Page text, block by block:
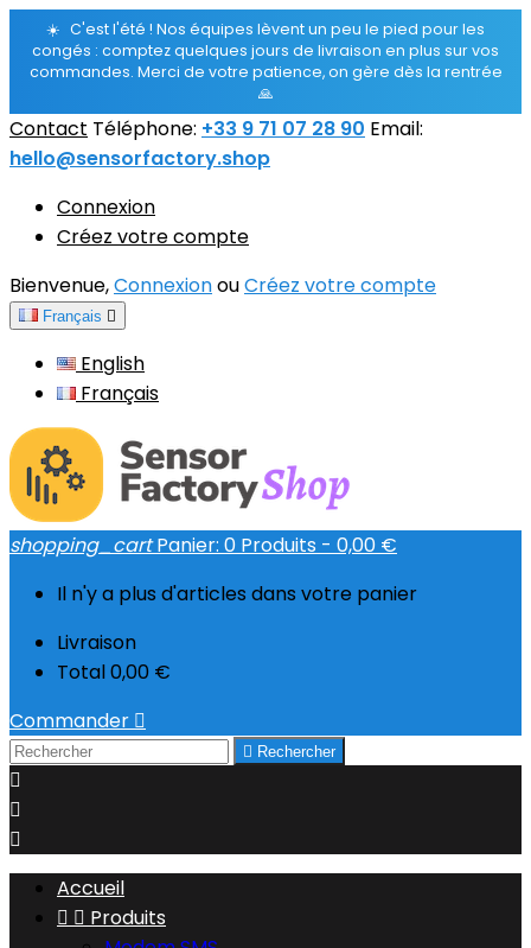
☀️ C'est l'été ! Nos équipes lèvent un peu le pied pour les
congés : comptez quelques jours de livraison en plus sur vos
commandes. Merci de votre patience, on gère dès la rentrée
🙏
Contact Téléphone: +33 9 71 07 28 90 Email:
hello@sensorfactory.shop
Connexion
Créez votre compte
Bienvenue,ConnexionouCréez votre compte
Français 
English
Français
shopping_cart Panier: 0 Produits - 0,00 €
Il n'y a plus d'articles dans votre panier
Livraison
Total0,00 €
Commander 
 Rechercher



Accueil
  Produits